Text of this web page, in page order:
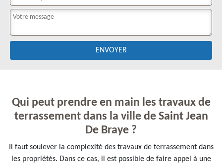
Qui peut prendre en main les travaux de
terrassement dans la ville de Saint Jean
De Braye ?
Il faut soulever la complexité des travaux de terrassement dans
les propriétés. Dans ce cas, il est possible de faire appel à une